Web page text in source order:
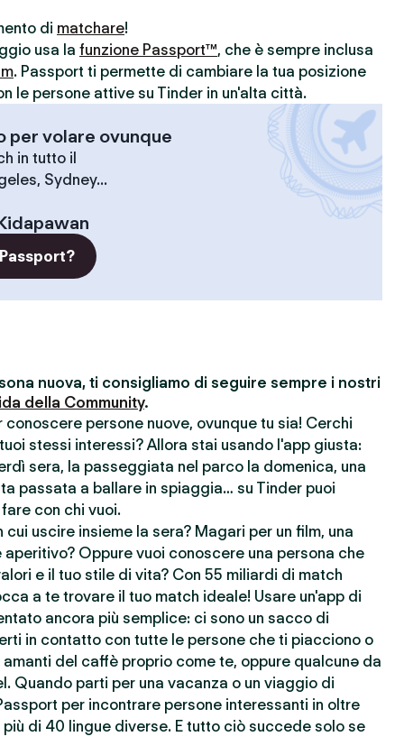
di matchare!
usa la funzione Passport™, che è sempre inclusa
. Passport ti permette di cambiare la tua posizione
le persone attive su Tinder in un'alta città.
per volare ovunque
in tutto il
Sydney...
nuova, ti consigliamo di seguire sempre i nostri
della Community.
persone nuove, ovunque tu sia! Cerchi
stessi interessi? Allora stai usando l'app giusta:
sera, la passeggiata nel parco la domenica, una
passata a ballare in spiaggia… su Tinder puoi
con chi vuoi.
uscire insieme la sera? Magari per un film, una
aperitivo? Oppure vuoi conoscere una persona che
e il tuo stile di vita? Con 55 miliardi di match
a te trovare il tuo match ideale! Usare un'app di
ancora più semplice: ci sono un sacco di
in contatto con tutte le persone che ti piacciono o
del caffè proprio come te, oppure qualcunə da
Quando parti per una vacanza o un viaggio di
per incontrare persone interessanti in oltre
di 40 lingue diverse. E tutto ciò succede solo se